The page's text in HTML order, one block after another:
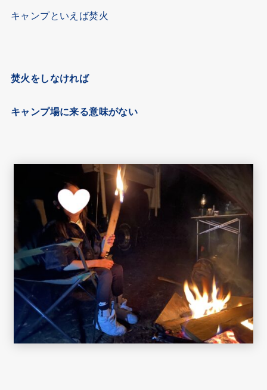
キャンプといえば焚火
焚火をしなければ
キャンプ場に来る意味がない